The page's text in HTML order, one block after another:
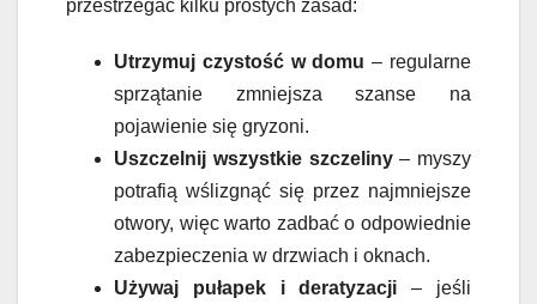
przestrzegać kilku prostych zasad:
Utrzymuj czystość w domu – regularne
sprzątanie zmniejsza szanse na
pojawienie się gryzoni.
Uszczelnij wszystkie szczeliny– myszy
potrafią wślizgnąć się przez najmniejsze
otwory, więc warto zadbać o odpowiednie
zabezpieczenia w drzwiach i oknach.
Używaj pułapek i deratyzacji – jeśli